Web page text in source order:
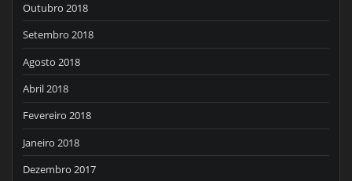
Outubro 2018
Setembro 2018
Agosto 2018
Abril 2018
Fevereiro 2018
Janeiro 2018
Dezembro 2017